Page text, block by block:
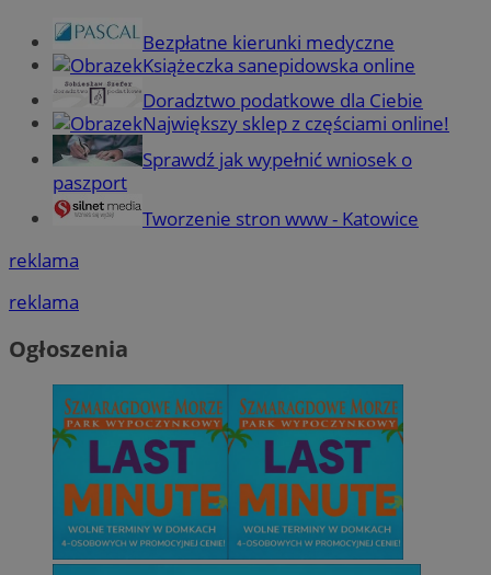
Bezpłatne kierunki medyczne
Książeczka sanepidowska online
Doradztwo podatkowe dla Ciebie
Największy sklep z częściami online!
Sprawdź jak wypełnić wniosek o
paszport
Tworzenie stron www - Katowice
reklama
reklama
Ogłoszenia